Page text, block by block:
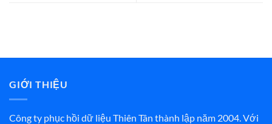
GIỚI THIỆU
Công ty phục hồi dữ liệu Thiên Tân thành lập năm 2004. Với